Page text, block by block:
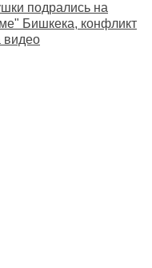
подрались на
Бишкека, конфликт
видео